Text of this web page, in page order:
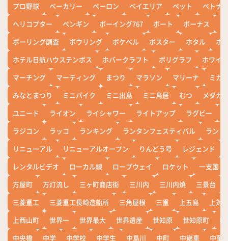
プロ野球 ベーカリー ペーロン ベイエリア ペット
ベトナ
ヘリコプター
ペンギン ボーイング767 ボート ボーナス
ボーリング調査
ボウリング ポケベル ポスター ホタル
ホ
ホテル日航ハウステンボス
ホバークラフト ポリグラフ
ホワイ
マーチング
マーティング まつり マラソン マリーナ
ミカ
みなとまつり
ミニバイク ミニ出島 ミニ鳥居 むつ
メダカ
ユニード
ライオン ライシャワー ライトアップ ラグビー
ラジコン
ラッコ ランキング ランタンフェスティバル
ランド
リニューアル
リニューアルオープン りんどう号 レジェンド
レンタルビデオ
ローカル線 ロープウェイ ロケット
一支国
万屋町
万灯流し 三ヶ町商店街 三川内 三川内焼 三景台
三菱重工
三菱重工長崎造船所 三角屋根 三重 上五島
上対
上西山町
世界一 世界最大 世界遺産 世知原 世知原町
中
中央橋
中学 中学校 中学生 中島川 中町 中継車
中華